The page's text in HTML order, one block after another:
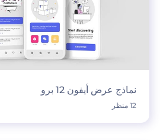
نماذج عرض أيفون 12 برو
12 منظر